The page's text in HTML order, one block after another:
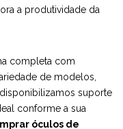
a produtividade da
completa com
de modelos,
suporte
conforme a sua
óculos de